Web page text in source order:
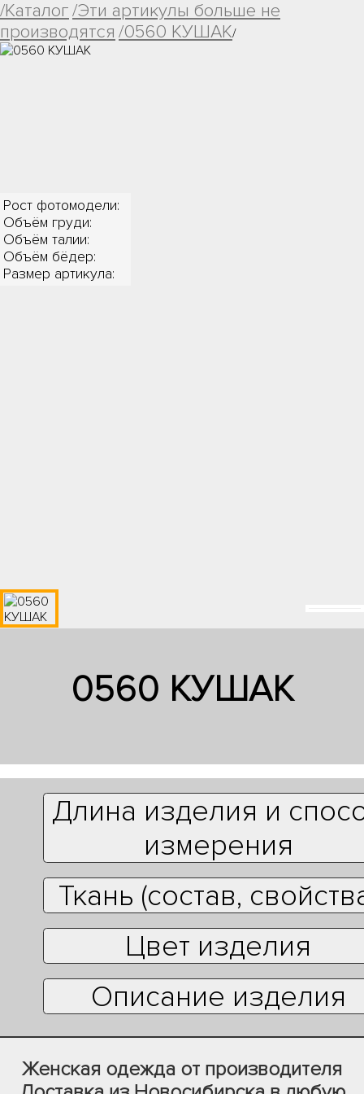
/Каталог/Эти артикулы больше не
производятся /0560 КУШАК/
Рост фотомодели:
Объём груди:
Объём талии:
Объём бёдер:
Размер артикула:
0560 КУШАК
Длина изделия и
измерения
Ткань (состав,
Цвет изделия
Описание изделия
Женская одежда от производителя